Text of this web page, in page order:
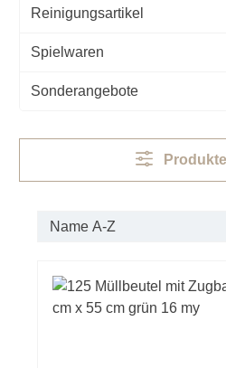
Reinigungsartikel
Spielwaren
Sonderangebote